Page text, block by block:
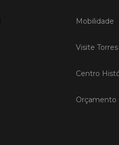
Mobilidade
Visite
Centro
Orçamento